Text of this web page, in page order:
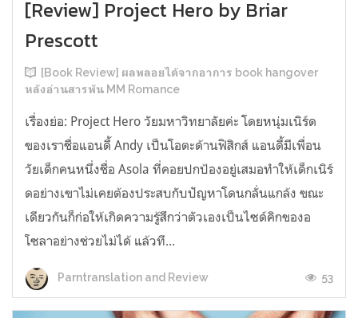
[Review] Project Hero by Briar
Prescott
[Book Review] ผลพลอยได้จากอาการ book hangover
หลังอ่านสารพัน MM Romance
เรื่องย่อ: Project Hero วัยมหาวิทยาลัยค่ะ โดยหนุ่มเนิร์ด
ของเราชื่อแอนดี้ Andy เป็นโอตะด้านฟิสิกส์ แอนดี้มีเพื่อน
วัยเด็กคนหนึ่งชื่อ Asola ที่คอยปกป้องอยู่เสมอทำให้เด็กเนิร์
ดอย่างเขาไม่เคยต้องประสบกับปัญหาโดนกลั่นแกล้ง ขณะ
เดียวกันก็ก่อให้เกิดความรู้สึกว่าตัวเองเป็นไซด์คิกของอ
โซลาอย่างช่วยไม่ได้ แล้วที...
Parntranslation and Review 53